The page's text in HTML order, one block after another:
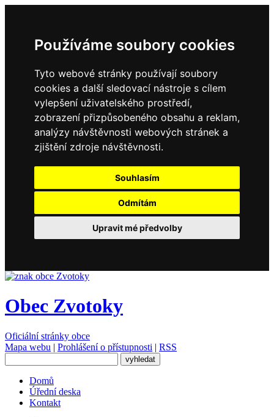
Používáme soubory cookies
Tyto webové stránky používají soubory
cookies a další sledovací nástroje s cílem
vylepšení uživatelského prostředí,
zobrazení přizpůsobeného obsahu a reklam,
analýzy návštěvnosti webových stránek a
zjištění zdroje návštěvnosti.
Souhlasím
Odmítám
Upravit mé předvolby
Obec Zvotoky
Oficiální stránky obce
Mapa webu | Prohlášení o přístupnosti | RSS
Domů
Úřední deska
Kontakt